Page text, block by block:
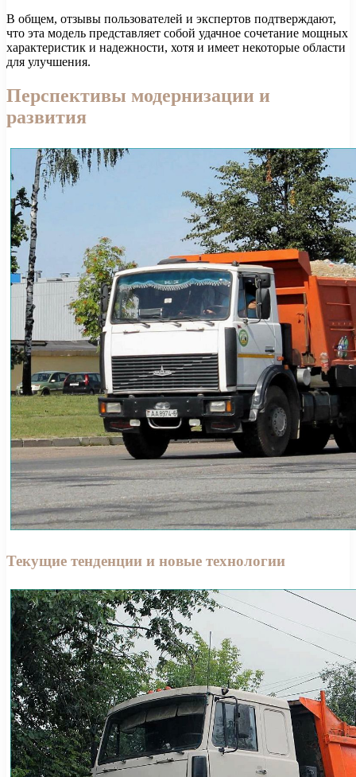
В общем, отзывы пользователей и экспертов подтверждают,
что эта модель представляет собой удачное сочетание мощных
характеристик и надежности, хотя и имеет некоторые области
для улучшения.
Перспективы модернизации и
развития
Текущие тенденции и новые технологии